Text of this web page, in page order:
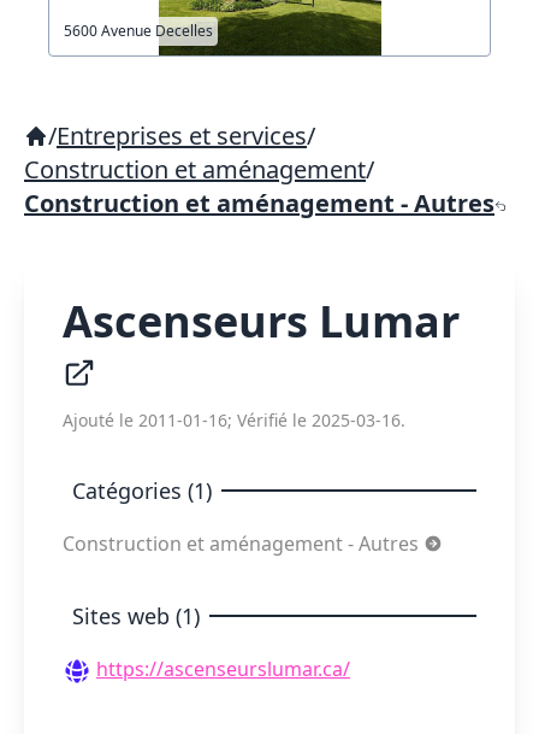
5600 Avenue Decelles
/Entreprises et services/
Construction et aménagement/
Construction et aménagement - Autres
Ascenseurs Lumar
Ajouté le 2011-01-16; Vérifié le 2025-03-16.
Catégories (1)
Construction et aménagement - Autres
Sites web (1)
https://ascenseurslumar.ca/